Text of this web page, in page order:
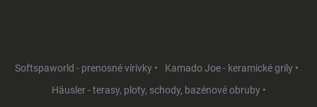
Softspaworld - prenosné vírivky •
Kamado Joe - keramické grily •
Häusler - terasy, ploty, schody, bazénové obruby •